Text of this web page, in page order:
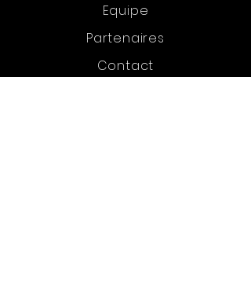
Equipe
Partenaires
Contact